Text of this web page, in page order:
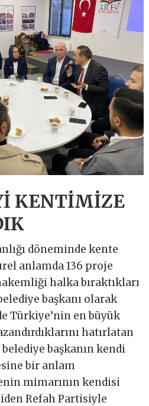
KENTİMİZE
döneminde kente
anlamda 136 proje
halka bıraktıkları
başkanı olarak
Türkiye’nin en büyük
hatırlatan
belediye başkanın kendi
bir anlam
mimarının kendisi
Refah Partisiyle